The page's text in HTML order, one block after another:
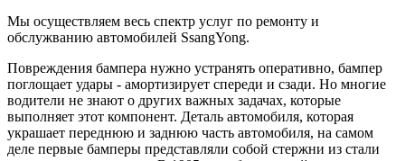
Мы осуществляем весь спектр услуг по ремонту и
обслужванию автомобилей SsangYong.
Повреждения бампера нужно устранять оперативно, бампер
поглощает удары - амортизирует спереди и сзади. Но многие
водители не знают о других важных задачах, которые
выполняет этот компонент. Деталь автомобиля, которая
украшает переднюю и заднюю часть автомобиля, на самом
деле первые бамперы представляли собой стержни из стали